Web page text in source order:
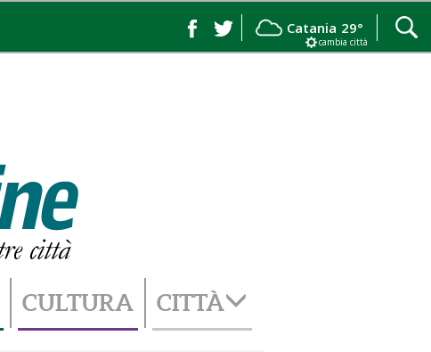
Catania 29°
cambia città
CULTURA CITTÀ